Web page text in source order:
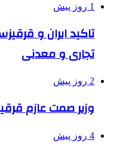
1 روز پیش
تاکید ایران و
تجاری و معدنی
2 روز پیش
وزیر صمت عازم
4 روز پیش